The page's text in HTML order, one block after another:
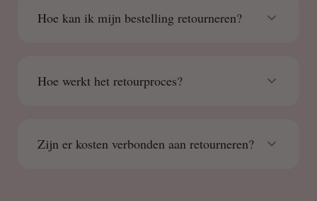
Hoe kan ik mijn bestelling retourneren?
Hoe werkt het retourproces?
Zijn er kosten verbonden aan retourneren?